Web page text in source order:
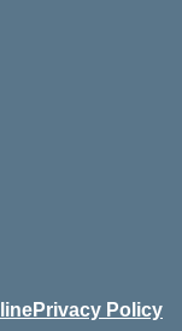
Privacy Policy